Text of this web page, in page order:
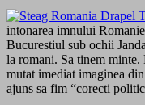
intonarea imnului
Bucurestiul sub ochii
la romani. Sa tinem minte.
mutat imediat imaginea
ajuns sa fim “corecti